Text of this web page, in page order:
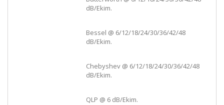
dB/Ekim.
Bessel @ 6/12/18/24/30/36/42/48
dB/Ekim.
Chebyshev @ 6/12/18/24/30/36/42/48
dB/Ekim.
QLP @ 6 dB/Ekim.